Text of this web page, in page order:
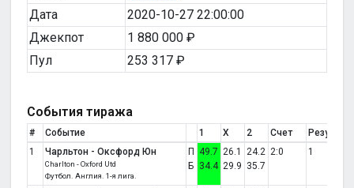
Дата
2020-10-27 22:00:00
Джекпот
1 880 000 ₽
Пул
253 317 ₽
События тиража
# Событие 1 X 2 Счет
1
Чарльтон - Оксфорд Юн
Charlton - Oxford Utd
Футбол. Англия. 1-я лига.
П
Б
49.7
34.4
26.1
29.9
24.2
35.7
2:0 1